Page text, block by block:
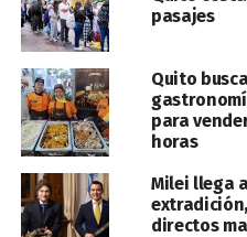
pasajes
Quito
para
horas
Milei llega
directos